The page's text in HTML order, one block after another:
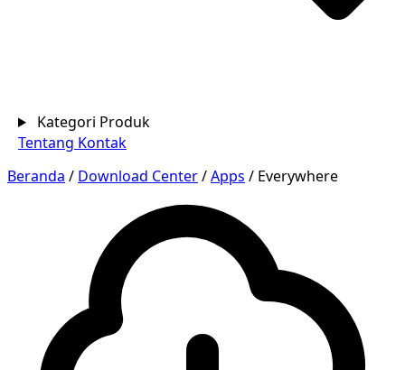
Kategori Produk
Tentang Kontak
Beranda / Download Center/Apps / Everywhere